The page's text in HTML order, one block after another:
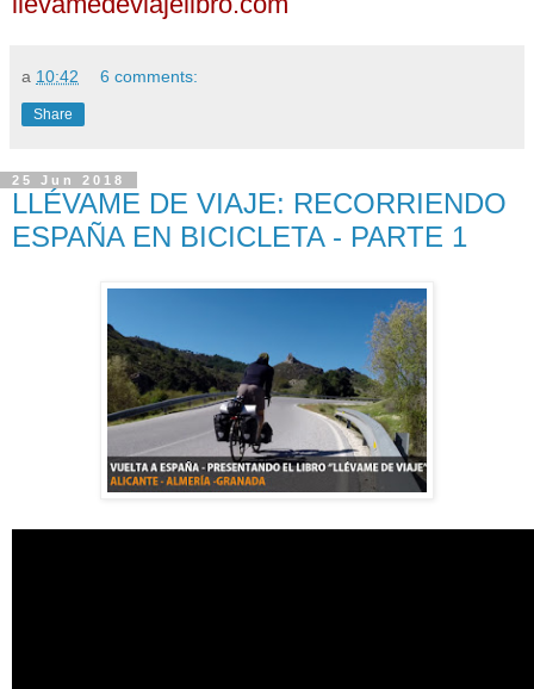
a 10:42 6 comments:
Share
25 Jun 2018
LLÉVAME DE VIAJE: RECORRIENDO
ESPAÑA EN BICICLETA - PARTE 1